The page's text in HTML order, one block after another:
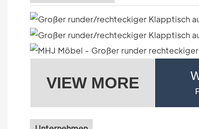
VIEW MORE